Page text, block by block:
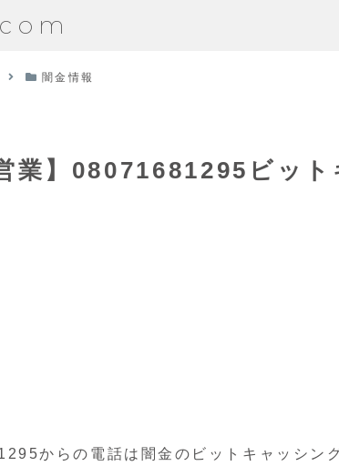
闇金情報
業】08071681295ビッ
からの電話は闇金のビットキャッシング